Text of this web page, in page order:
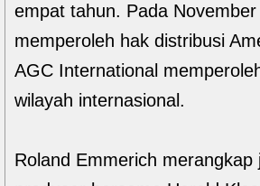
empat tahun. Pada
memperoleh hak distribusi
AGC International
wilayah internasional.
Roland Emmerich merangkap